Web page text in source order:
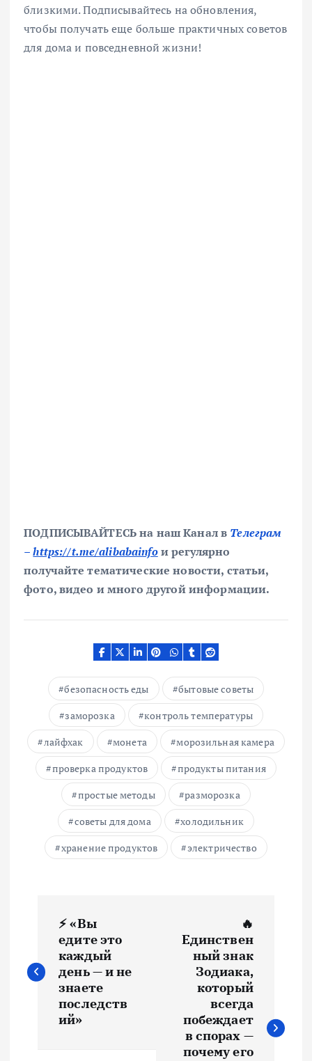
близкими. Подписывайтесь на обновления,
чтобы получать еще больше практичных советов
для дома и повседневной жизни!
ПОДПИСЫВАЙТЕСЬ на наш Канал в Телеграм
–https://t.me/alibabainfoи регулярно
получайте тематические новости, статьи,
фото, видео и много другой информации.
безопасность еды
бытовые советы
заморозка
контроль температуры
лайфхак
монета
морозильная камера
проверка продуктов
продукты питания
простые методы
разморозка
советы для дома
холодильник
хранение продуктов
электричество
в
⚡ «Вы
едите это
каждый
день — и не
знаете
последств
ий»
🔥
Единствен
ный знак
Зодиака,
который
всегда
побеждает
в спорах —
почему его